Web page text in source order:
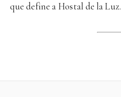
que define a Hostal de la Luz.